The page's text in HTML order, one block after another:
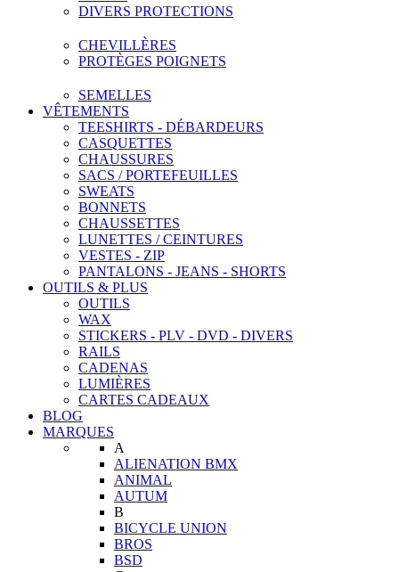
DIVERS PROTECTIONS
CHEVILLÈRES
PROTÈGES POIGNETS
SEMELLES
VÊTEMENTS
TEESHIRTS - DÉBARDEURS
CASQUETTES
CHAUSSURES
SACS / PORTEFEUILLES
SWEATS
BONNETS
CHAUSSETTES
LUNETTES / CEINTURES
VESTES - ZIP
PANTALONS - JEANS - SHORTS
OUTILS & PLUS
OUTILS
WAX
STICKERS - PLV - DVD - DIVERS
RAILS
CADENAS
LUMIÈRES
CARTES CADEAUX
BLOG
MARQUES
A
ALIENATION BMX
ANIMAL
AUTUM
B
BICYCLE UNION
BROS
BSD